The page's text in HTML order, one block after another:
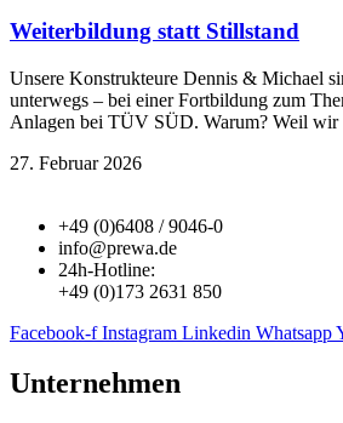
Weiterbildung statt Stillstand
Unsere Konstrukteure Dennis & Michael
unterwegs – bei einer Fortbildung zum
Anlagen bei TÜV SÜD. Warum? Weil wir
27. Februar 2026
+49 (0)6408 / 9046-0
info@prewa.de
24h-Hotline:
+49 (0)173 2631 850
Facebook-f Instagram Linkedin Whatsapp
Unternehmen